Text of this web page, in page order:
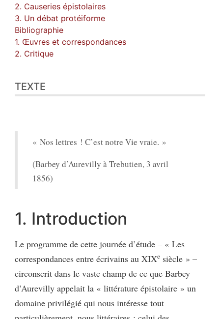
2. Causeries épistolaires
3. Un débat protéiforme
Bibliographie
1. Œuvres et correspondances
2. Critique
TEXTE
« Nos lettres ! C’est notre Vie vraie. »
(Barbey d’Aurevilly à Trebutien, 3 avril
1856)
1. Introduction
Le programme de cette journée d’étude – « Les
correspondances entre écrivains au XIXe siècle » –
circonscrit dans le vaste champ de ce que Barbey
d’Aurevilly appelait la « littérature épistolaire » un
domaine privilégié qui nous intéresse tout